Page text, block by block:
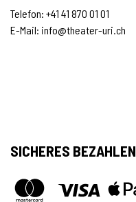
Telefon: +41 41 870 01 01
E-Mail: info@theater-uri.ch
SICHERES BEZAHLEN